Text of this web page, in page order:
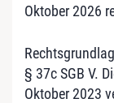
Oktober 2026
§ 37c SGB V.
Oktober 2023